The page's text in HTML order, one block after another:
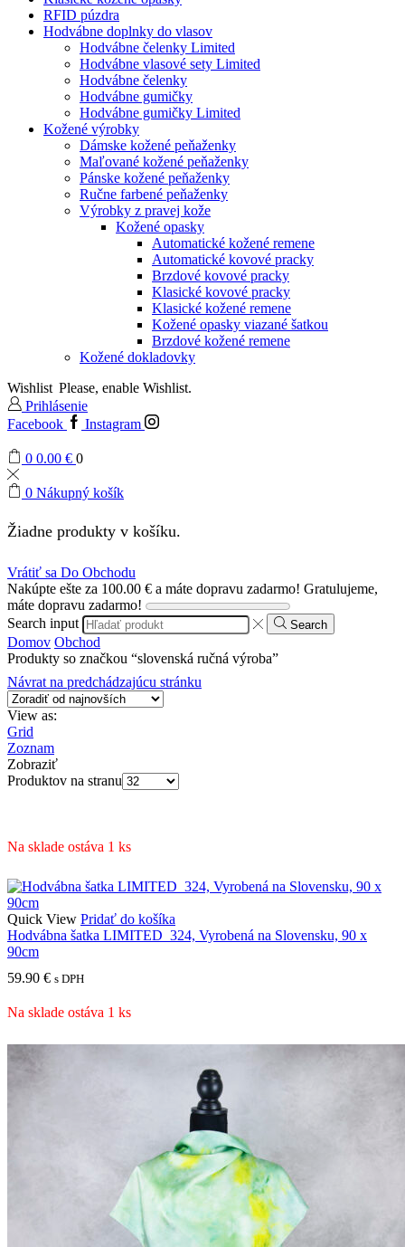
RFID púzdra
Hodvábne doplnky do vlasov
Hodvábne čelenky Limited
Hodvábne vlasové sety Limited
Hodvábne čelenky
Hodvábne gumičky
Hodvábne gumičky Limited
Kožené výrobky
Dámske kožené peňaženky
Maľované kožené peňaženky
Pánske kožené peňaženky
Ručne farbené peňaženky
Výrobky z pravej kože
Kožené opasky
Automatické kožené remene
Automatické kovové pracky
Brzdové kovové pracky
Klasické kovové pracky
Klasické kožené remene
Kožené opasky viazané šatkou
Brzdové kožené remene
Kožené dokladovky
Wishlist Please, enable Wishlist.
Prihlásenie
Facebook
Instagram
0 0.00 € 0
0 Nákupný košík
Žiadne produkty v košíku.
Vrátiť sa Do Obchodu
Nakúpte ešte za 100.00 € a máte dopravu zadarmo! Gratulujeme,
máte dopravu zadarmo!
Search input
Search
Domov Obchod
Produkty so značkou “slovenská ručná výroba”
Návrat na predchádzajúcu stránku
View as:
Grid
Zoznam
Zobraziť
Produktov na stranu
Na sklade ostáva 1 ks
Quick View Pridať do košíka
Hodvábna šatka LIMITED_324, Vyrobená na Slovensku, 90 x
90cm
59.90 € s DPH
Na sklade ostáva 1 ks